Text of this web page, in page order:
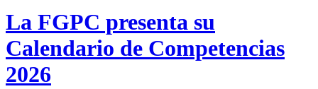
La FGPC presenta su
Calendario de Competencias
2026